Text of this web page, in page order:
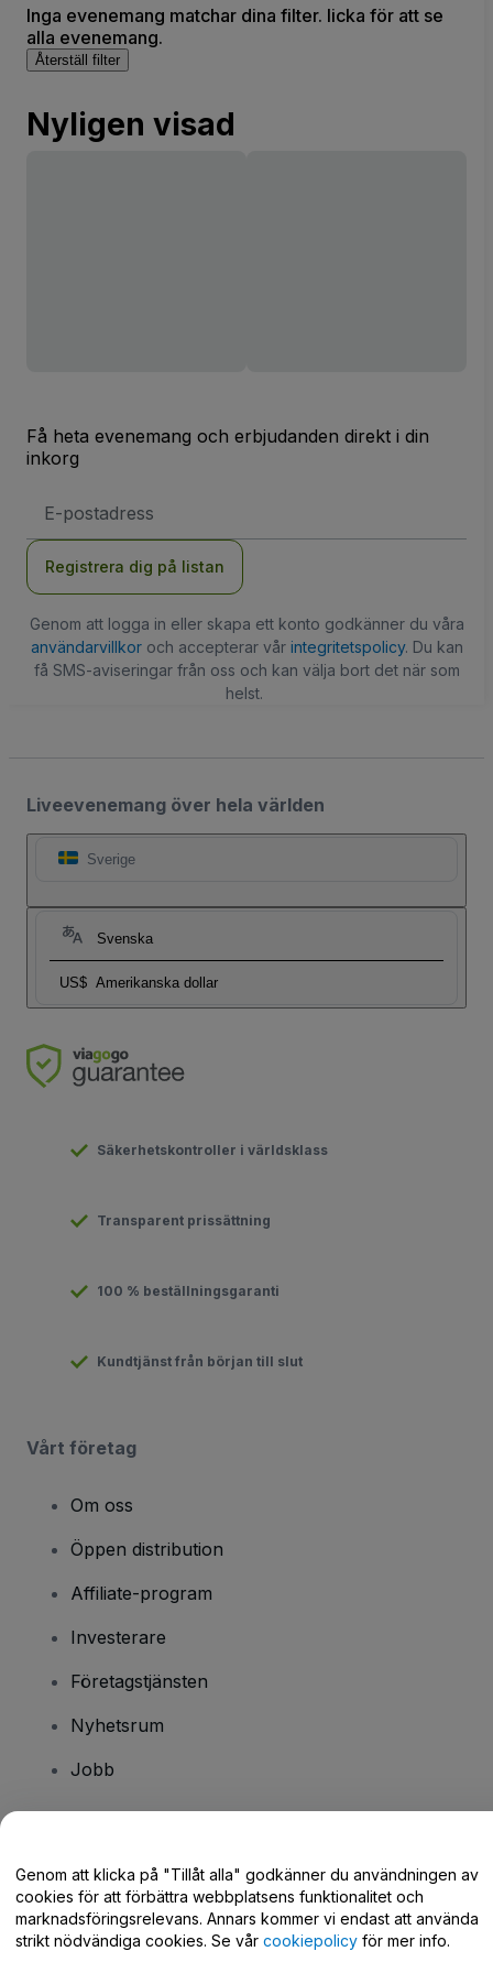
Inga evenemang matchar dina filter. licka för att se
alla evenemang.
Återställ filter
Nyligen visad
Få heta evenemang och erbjudanden direkt i din
inkorg
postadress
Registrera dig på listan
Genom att logga in eller skapa ett konto godkänner du våra
användarvillkoroch accepterar vår integritetspolicy. Du kan
få SMS-aviseringar från oss och kan välja bort det när som
helst.
Liveevenemang över hela världen
Sverige
Svenska
US$ Amerikanska dollar
Säkerhetskontroller i världsklass
Transparent prissättning
100 % beställningsgaranti
Kundtjänst från början till slut
Vårt företag
Om oss
Öppen distribution
Affiliate-program
Investerare
Företagstjänsten
Nyhetsrum
Jobb
Hjälpcenter / Kontakta oss
Genom att klicka på "Tillåt alla" godkänner du användningen av
cookies för att förbättra webbplatsens funktionalitet och
marknadsföringsrelevans. Annars kommer vi endast att använda
strikt nödvändiga cookies. Se vår cookiepolicy för mer info.